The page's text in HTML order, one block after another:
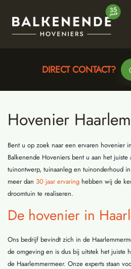
VRAGEN?
DIRECT CONTACT?
VRAGEN?
DIRECT CONTACT?
Hovenier
Bent u op zoek naar een ervaren hovenier
Balkenende Hoveniers bent u aan het
tuinontwerp, tuinaanleg en tuinonderhoud
meer dan 30 jaar ervaring hebben wij de
droomtuin te realiseren.
De hovenier in
Ons bedrijf bevindt zich in de
de omgeving en is dus bij uitstek het juiste
de Haarlemmermeer. Onze experts staan